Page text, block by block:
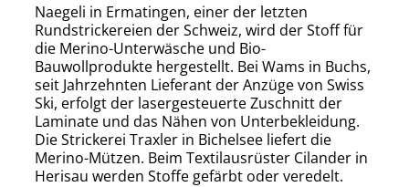
Naegeli in Ermatingen, einer der letzten
Rundstrickereien der Schweiz, wird der Stoff für
die Merino-Unterwäsche und Bio-
Bauwollprodukte hergestellt. Bei Wams in Buchs,
seit Jahrzehnten Lieferant der Anzüge von Swiss
Ski, erfolgt der lasergesteuerte Zuschnitt der
Laminate und das Nähen von Unterbekleidung.
Die Strickerei Traxler in Bichelsee liefert die
Merino-Mützen. Beim Textilausrüster Cilander in
Herisau werden Stoffe gefärbt oder veredelt.